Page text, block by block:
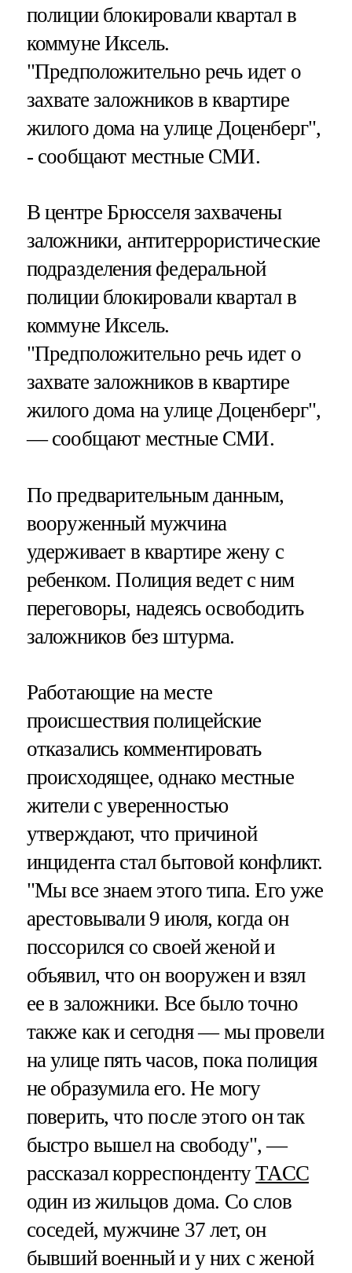
полиции блокировали квартал в
коммуне Иксель.
"Предположительно речь идет о
захвате заложников в квартире
жилого дома на улице Доценберг",
- сообщают местные СМИ.
В центре Брюсселя захвачены
заложники, антитеррористические
подразделения федеральной
полиции блокировали квартал в
коммуне Иксель.
"Предположительно речь идет о
захвате заложников в квартире
жилого дома на улице Доценберг",
— сообщают местные СМИ.
По предварительным данным,
вооруженный мужчина
удерживает в квартире жену с
ребенком. Полиция ведет с ним
переговоры, надеясь освободить
заложников без штурма.
Работающие на месте
происшествия полицейские
отказались комментировать
происходящее, однако местные
жители с уверенностью
утверждают, что причиной
инцидента стал бытовой конфликт.
"Мы все знаем этого типа. Его уже
арестовывали 9 июля, когда он
поссорился со своей женой и
объявил, что он вооружен и взял
ее в заложники. Все было точно
также как и сегодня — мы провели
на улице пять часов, пока полиция
не образумила его. Не могу
поверить, что после этого он так
быстро вышел на свободу", —
рассказал корреспондентуТАСС
один из жильцов дома. Со слов
соседей, мужчине 37 лет, он
бывший военный и у них с женой